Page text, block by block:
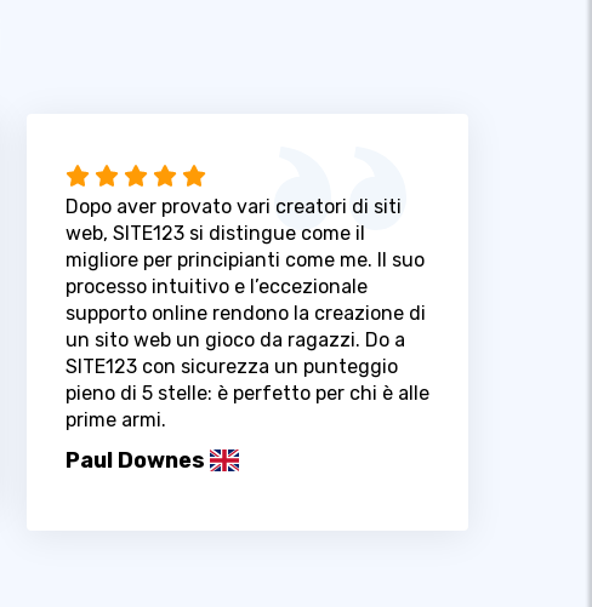
Dopo aver provato vari creatori di siti
web, SITE123 si distingue come il
migliore per principianti come me. Il suo
processo intuitivo e l’eccezionale
supporto online rendono la creazione di
un sito web un gioco da ragazzi. Do a
SITE123 con sicurezza un punteggio
pieno di 5 stelle: è perfetto per chi è alle
prime armi.
Paul Downes